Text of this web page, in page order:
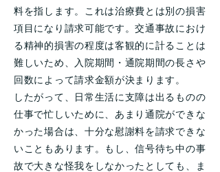
料を指します。これは治療費とは別の損害
項目になり請求可能です。交通事故におけ
る精神的損害の程度は客観的に計ることは
難しいため、入院期間・通院期間の長さや
回数によって請求金額が決まります。
したがって、日常生活に支障は出るものの
仕事で忙しいために、あまり通院ができな
かった場合は、十分な慰謝料を請求できな
いこともあります。もし、信号待ち中の事
故で大きな怪我をしなかったとしても、ま